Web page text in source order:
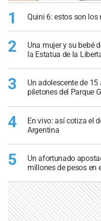
1 Quini 6: estos son
2
Una mujer y su bebé
la Estatua de la
3
Un adolescente de
piletones del Parque
4
En vivo: así cotiza el
Argentina
5
Un afortunado
millones de pesos en